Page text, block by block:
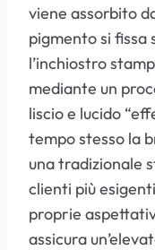
viene assorbito
pigmento si fissa
l’inchiostro
mediante un
liscio e lucido
tempo stesso la
una tradizionale
clienti più
proprie
assicura